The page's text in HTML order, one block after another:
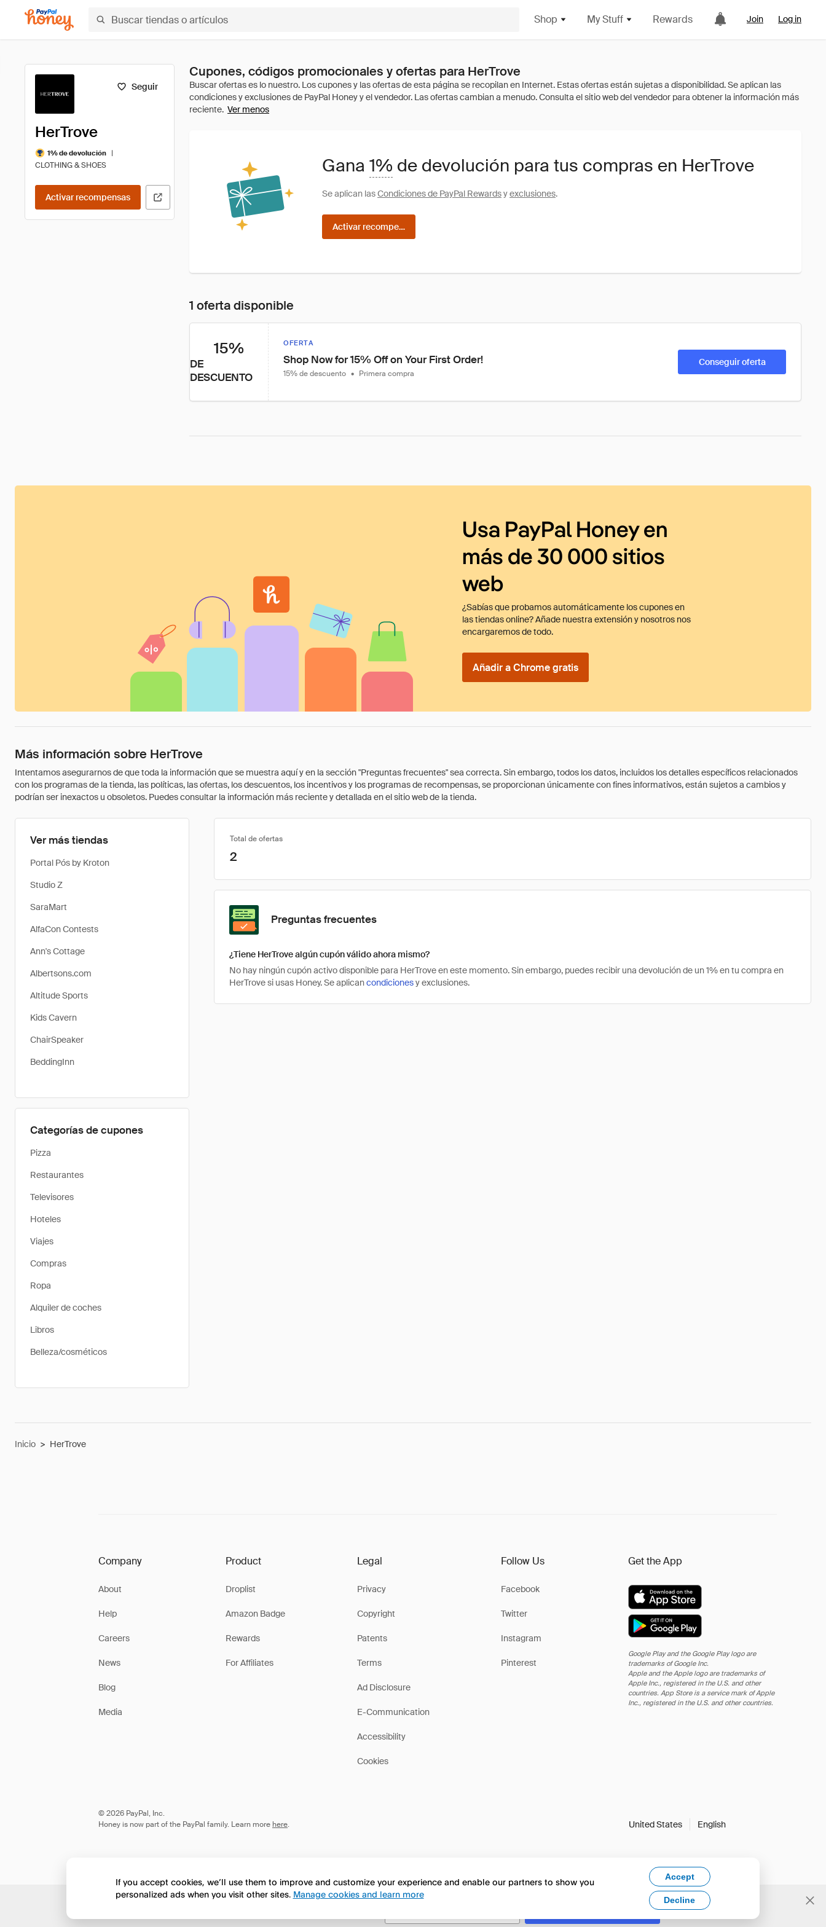
Shop My Stuff Rewards Join Log in
Seguir
HerTrove
1% de devolución
|
CLOTHING & SHOES
Activar recompensas
Cupones, códigos promocionales y ofertas para HerTrove
Ver menos
Gana 1% de devolución para tus compras en HerTrove
Se aplican lasCondiciones de PayPal Rewardsyexclusiones.
Activar recompensas
1 oferta disponible
15%
DE
DESCUENTO
OFERTA
Shop Now for 15% Off on Your First Order!
15% de descuento • Primera compra
Conseguir oferta
Usa PayPal Honey en
más de 30 000 sitios
web
¿Sabías que probamos automáticamente los cupones en
las tiendas online? Añade nuestra extensión y nosotros nos
encargaremos de todo.
Añadir a Chrome gratis
Más información sobre HerTrove
Intentamos asegurarnos de que toda la información que se muestra aquí y en la sección "Preguntas frecuentes" sea correcta. Sin embargo, todos los datos, incluidos los detalles específicos relacionados
con los programas de la tienda, las políticas, las ofertas, los descuentos, los incentivos y los programas de recompensas, se proporcionan únicamente con fines informativos, están sujetos a cambios y
podrían ser inexactos u obsoletos. Puedes consultar la información más reciente y detallada en el sitio web de la tienda.
Ver más tiendas
Portal Pós by Kroton
Studio Z
SaraMart
AlfaCon Contests
Ann's Cottage
Albertsons.com
Altitude Sports
Kids Cavern
ChairSpeaker
BeddingInn
Categorías de cupones
Pizza
Restaurantes
Televisores
Hoteles
Viajes
Compras
Ropa
Alquiler de coches
Libros
Belleza/cosméticos
Total de ofertas
2
Preguntas frecuentes
¿Tiene HerTrove algún cupón válido ahora mismo?
No hay ningún cupón activo disponible para HerTrove en este momento. Sin embargo, puedes recibir una devolución de un 1% en tu compra en
HerTrove si usas Honey. Se aplicancondicionesy exclusiones.
Inicio > HerTrove
Company
About
Help
Careers
News
Blog
Media
Product
Droplist
Amazon Badge
Rewards
For Affiliates
Legal
Privacy
Copyright
Patents
Terms
Ad Disclosure
E-Communication
Accessibility
Cookies
Follow Us
Facebook
Twitter
Instagram
Pinterest
Get the App
Google Play and the Google Play logo are
trademarks of Google Inc.
Apple and the Apple logo are trademarks of
Apple Inc., registered in the U.S. and other
countries. App Store is a service mark of Apple
Inc., registered in the U.S. and other countries.
© 2026 PayPal, Inc.
Honey is now part of the PayPal family. Learn more here. United States English
If you accept cookies, we’ll use them to improve and customize your experience and enable our partners to show you
personalized ads when you visit other sites. Manage cookies and learn more
Accept
Decline